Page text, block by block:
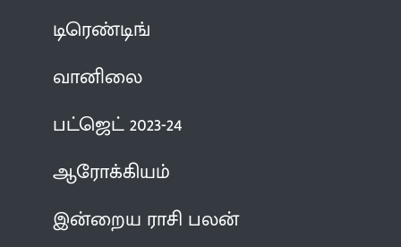
டிரெண்டிங்
வானிலை
பட்ஜெட் 2023-24
ஆரோக்கியம்
இன்றைய ராசி பலன்